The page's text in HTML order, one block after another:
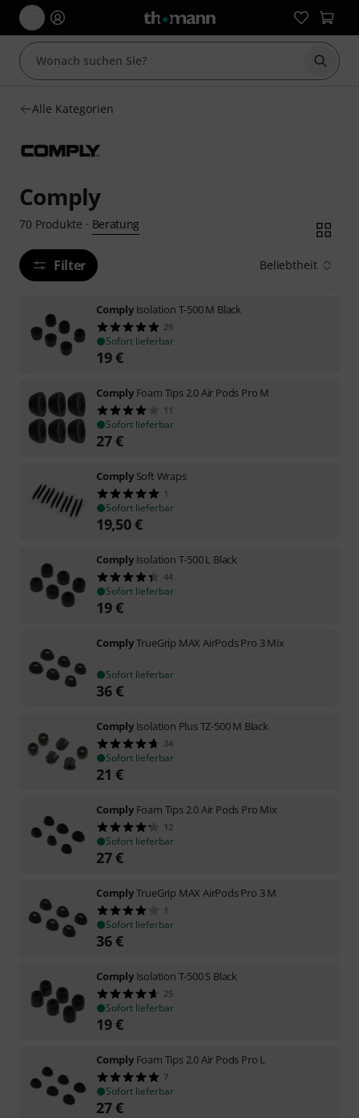
Suche
Alle Kategorien
Comply
70 Produkte · Beratung
Filter Beliebtheit
Comply Isolation T-500 M Black
29
Sofort lieferbar
19€
Comply Foam Tips 2.0 Air Pods Pro M
11
Sofort lieferbar
27€
Comply Soft Wraps
1
Sofort lieferbar
19,50€
Comply Isolation T-500 L Black
44
Sofort lieferbar
19€
ComplyTrueGrip MAX AirPods Pro 3 Mix
Sofort lieferbar
36€
Comply Isolation Plus TZ-500 M Black
34
Sofort lieferbar
21 €
Comply Foam Tips 2.0 Air Pods Pro Mix
12
Sofort lieferbar
27€
ComplyTrueGrip MAX AirPods Pro 3 M
1
Sofort lieferbar
36€
Comply Isolation T-500 S Black
25
Sofort lieferbar
19€
Comply Foam Tips 2.0 Air Pods Pro L
7
Sofort lieferbar
27€